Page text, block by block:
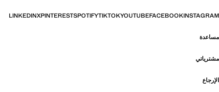
INSTAGRAM
FACEBOOK
YOUTUBE
TIKTOK
SPOTIFY
PINTEREST
X
LINKEDIN
مساعدة
مشترياتي
الإرجاع